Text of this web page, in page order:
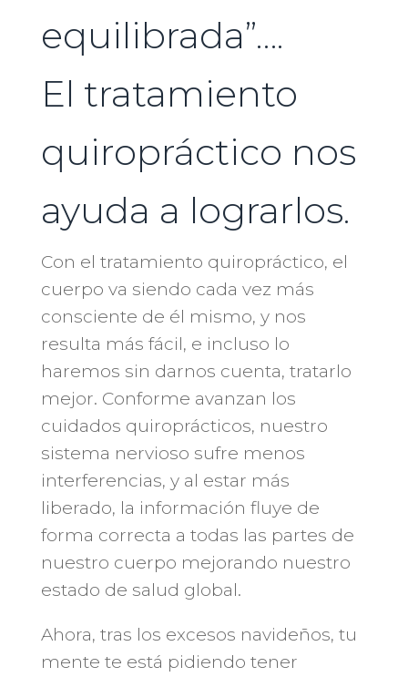
equilibrada”….
El tratamiento
quiropráctico nos
ayuda a lograrlos.
Con el tratamiento quiropráctico, el
cuerpo va siendo cada vez más
consciente de él mismo, y nos
resulta más fácil, e incluso lo
haremos sin darnos cuenta, tratarlo
mejor. Conforme avanzan los
cuidados quiroprácticos, nuestro
sistema nervioso sufre menos
interferencias, y al estar más
liberado, la información fluye de
forma correcta a todas las partes de
nuestro cuerpo mejorando nuestro
estado de salud global.
Ahora, tras los excesos navideños, tu
mente te está pidiendo tener